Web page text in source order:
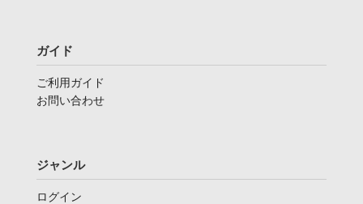
ガイド
ご利用ガイド
お問い合わせ
ジャンル
ログイン